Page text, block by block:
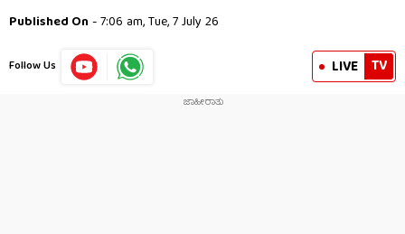
Published On - 7:06 am, Tue, 7 July 26
Follow Us LIVE TV